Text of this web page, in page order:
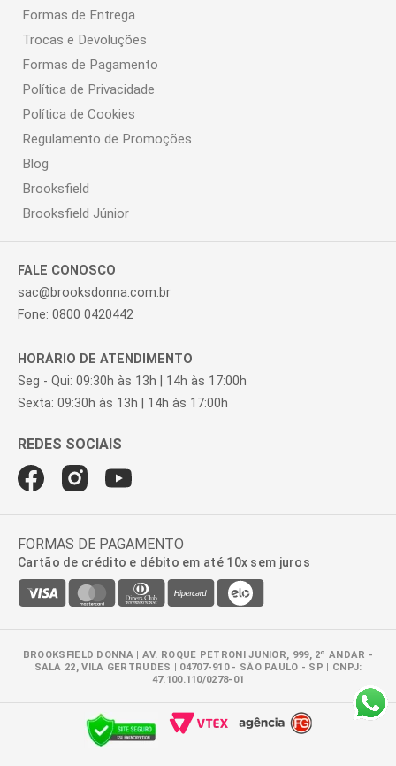
Formas de Entrega
Trocas e Devoluções
Formas de Pagamento
Política de Privacidade
Política de Cookies
Regulamento de Promoções
Blog
Brooksfield
Brooksfield Júnior
FALE CONOSCO
sac@brooksdonna.com.br
Fone: 0800 0420442
HORÁRIO DE ATENDIMENTO
Seg - Qui: 09:30h às 13h | 14h às 17:00h
Sexta: 09:30h às 13h | 14h às 17:00h
FORMAS DE PAGAMENTO
Cartão de crédito e débito em até 10x sem juros
BROOKSFIELD DONNA | AV. ROQUE PETRONI JUNIOR, 999, 2º ANDAR -
SALA 22, VILA GERTRUDES | 04707-910 - SÃO PAULO - SP | CNPJ:
47.100.110/0278-01